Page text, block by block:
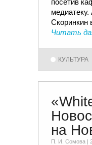
посетив
Скоринкин
Читать
КУЛЬТУРА
на
П. И. Сомовa |